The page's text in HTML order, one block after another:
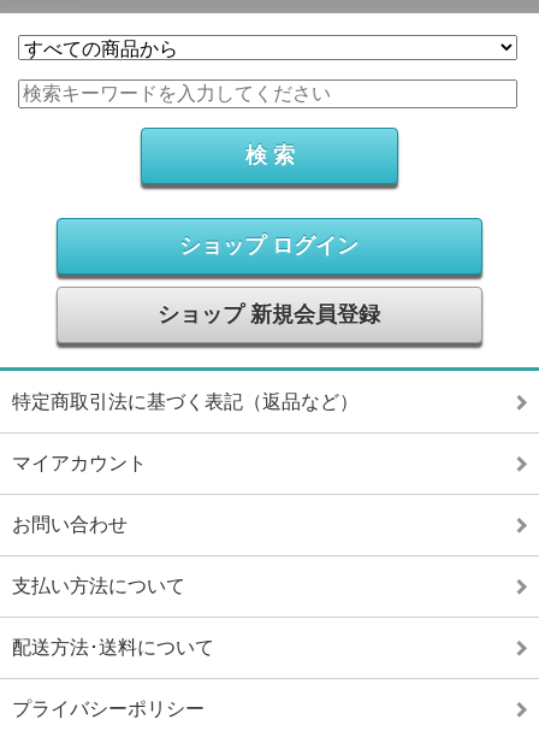
ショップ ログイン
ショップ 新規会員登録
特定商取引法に基づく表記（返品など）
マイアカウント
お問い合わせ
支払い方法について
配送方法･送料について
プライバシーポリシー